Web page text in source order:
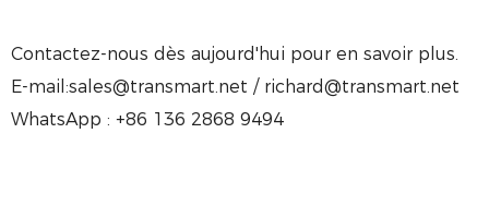
Contactez-nous dès aujourd'hui pour en savoir plus.
E-mail:sales@transmart.net / richard@transmart.net
WhatsApp : +86 136 2868 9494